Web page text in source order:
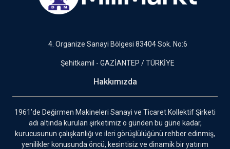
4. Organize Sanayi Bölgesi 83404 Sok. No:6
Şehitkamil - GAZİANTEP / TÜRKİYE
Hakkımızda
1961’de Değirmen Makineleri Sanayi ve Ticaret Kollektif Şirketi
adı altında kurulan şirketimiz o günden bu güne kadar,
kurucusunun çalışkanlığı ve ileri görüşlülüğünü rehber edinmiş,
yenilikler konusunda öncü, kesintisiz ve dinamik bir yatırım